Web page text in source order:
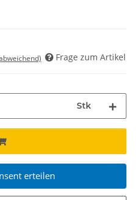
Frage zum Artikel
Stk
erteilen